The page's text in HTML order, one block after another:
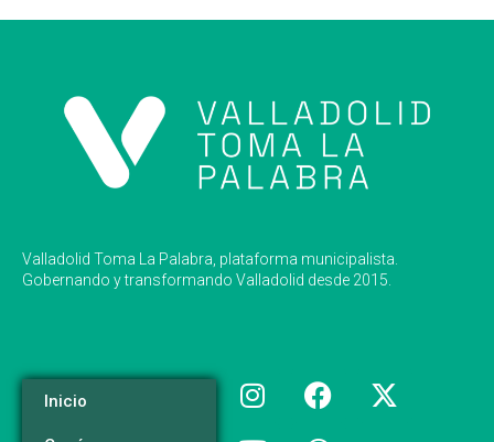
Valladolid Toma La Palabra, plataforma municipalista.
Gobernando y transformando Valladolid desde 2015.
Inicio